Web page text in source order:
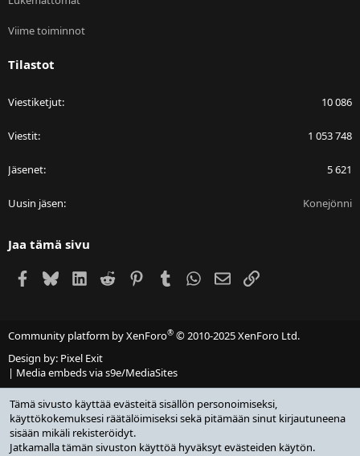
Viime toiminnot
Tilastot
Viestiketjut 10 086
Viestit 1 053 748
Jäsenet 5 621
Uusin jäsen Konejönni
Jaa tämä sivu
Facebook
BlueskyLinkedIn
Reddit PinterestTumblr WhatsApp
Sähköposti
Linkki
Community platform by XenForo® © 2010-2025 XenForo Ltd.
Design by: Pixel Exit
| Media embeds via s9e/MediaSites
Tämä sivusto käyttää evästeitä sisällön personoimiseksi,
käyttökokemuksesi räätälöimiseksi sekä pitämään sinut kirjautuneena
sisään mikäli rekisteröidyt.
Jatkamalla tämän sivuston käyttöä hyväksyt evästeiden käytön.